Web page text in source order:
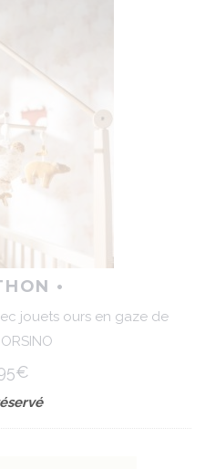
•
jouets ours en gaze de